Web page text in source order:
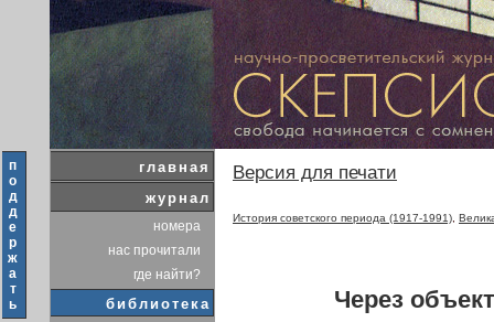
п
о
д
д
е
р
ж
а
т
ь
главная
журнал
номера
нас прочитали
где найти?
библиотека
Версия для печати
История советского периода (1917-1991)
Через